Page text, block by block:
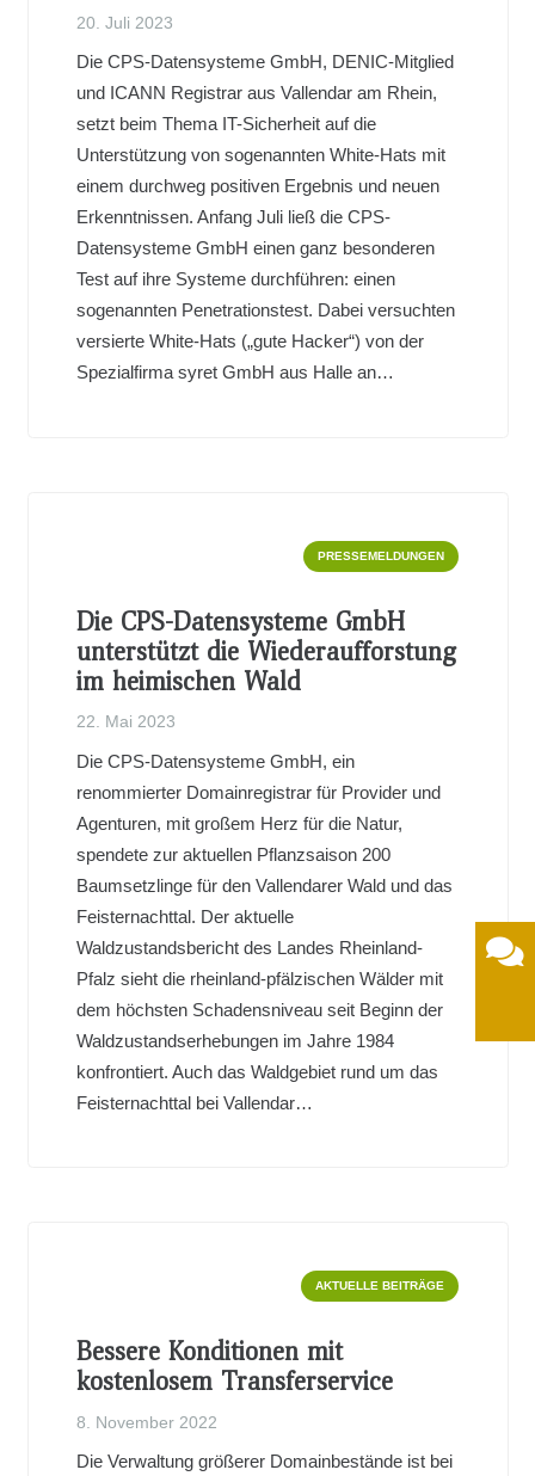
20. Juli 2023
Die CPS-Datensysteme GmbH, DENIC-Mitglied
und ICANN Registrar aus Vallendar am Rhein,
setzt beim Thema IT-Sicherheit auf die
Unterstützung von sogenannten White-Hats mit
einem durchweg positiven Ergebnis und neuen
Erkenntnissen. Anfang Juli ließ die CPS-
Datensysteme GmbH einen ganz besonderen
Test auf ihre Systeme durchführen: einen
sogenannten Penetrationstest. Dabei versuchten
versierte White-Hats („gute Hacker“) von der
Spezialfirma syret GmbH aus Halle an…
PRESSEMELDUNGEN
Die CPS-Datensysteme GmbH
unterstützt die Wiederaufforstung
im heimischen Wald
22. Mai 2023
Die CPS-Datensysteme GmbH, ein
renommierter Domainregistrar für Provider und
Agenturen, mit großem Herz für die Natur,
spendete zur aktuellen Pflanzsaison 200
Baumsetzlinge für den Vallendarer Wald und das
Feisternachttal. Der aktuelle
Waldzustandsbericht des Landes Rheinland-
Pfalz sieht die rheinland-pfälzischen Wälder mit
dem höchsten Schadensniveau seit Beginn der
Waldzustandserhebungen im Jahre 1984
konfrontiert. Auch das Waldgebiet rund um das
Feisternachttal bei Vallendar…
AKTUELLE BEITRÄGE
Bessere Konditionen mit
kostenlosem Transferservice
8. November 2022
Die Verwaltung größerer Domainbestände ist bei